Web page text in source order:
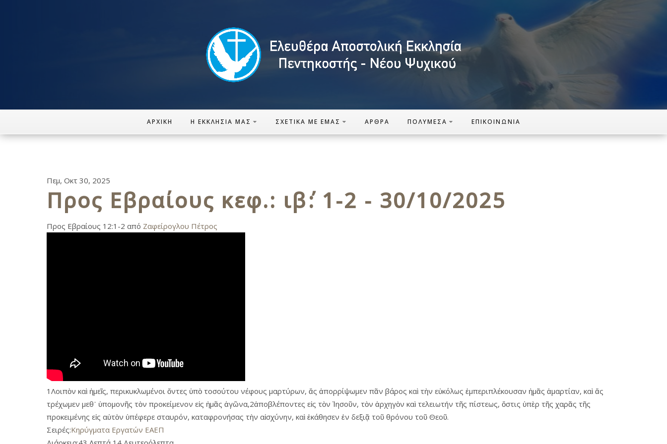
ΑΡΧΙΚΉ Η ΕΚΚΛΗΣΊΑ ΜΑΣ ΣΧΕΤΙΚΆ ΜΕ ΕΜΆΣ ΆΡΘΡΑ ΠΟΛΥΜΈΣΑ ΕΠΙΚΟΙΝΩΝΊΑ
Πεμ, Οκτ 30, 2025
Προς Εβραίους κεφ.: ιβ΄: 1-2 - 30/10/2025
Προς Εβραίους 12:1-2 από Ζαφείρογλου Πέτρος
1Λοιπὸν καὶ ἡμεῖς, περικυκλωμένοι ὄντες ὑπὸ τοσούτου νέφους μαρτύρων, ἄς ἀπορρίψωμεν πᾶν βάρος καὶ τὴν εὐκόλως ἐμπεριπλέκουσαν ἡμᾶς ἁμαρτίαν, καὶ ἄς
τρέχωμεν μεθ᾿ ὑπομονῆς τὸν προκείμενον εἰς ἡμᾶς ἀγῶνα,2ἀποβλέποντες εἰς τὸν Ἰησοῦν, τὸν ἀρχηγὸν καὶ τελειωτήν τῆς πίστεως, ὅστις ὑπὲρ τῆς χαρᾶς τῆς
προκειμένης εἰς αὐτὸν ὑπέφερε σταυρόν, καταφρονήσας τὴν αἰσχύνην, καὶ ἐκάθησεν ἐν δεξιᾷ τοῦ θρόνου τοῦ Θεοῦ.
Σειρές:Κηρύγματα Εργατών ΕΑΕΠ